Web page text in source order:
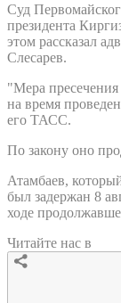
Суд
президента
этом рассказал
Слесарев.
"Мера
на время
его ТАСС.
По закону оно
Атамбаев,
был задержан 8
ходе
Читайте нас в